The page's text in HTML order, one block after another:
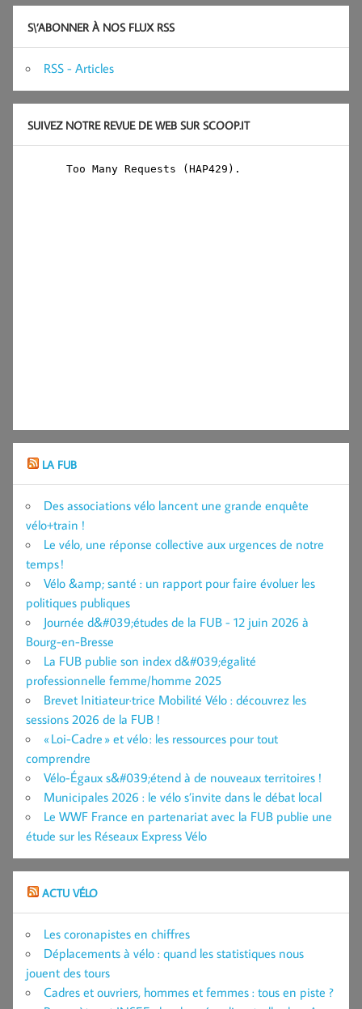
S\’ABONNER À NOS FLUX RSS
RSS - Articles
SUIVEZ NOTRE REVUE DE WEB SUR SCOOP.IT
LA FUB
Des associations vélo lancent une grande enquête
vélo+train !
Le vélo, une réponse collective aux urgences de notre
temps !
Vélo &amp; santé : un rapport pour faire évoluer les
politiques publiques
Journée d&#039;études de la FUB - 12 juin 2026 à
Bourg-en-Bresse
La FUB publie son index d&#039;égalité
professionnelle femme/homme 2025
Brevet Initiateur·trice Mobilité Vélo : découvrez les
sessions 2026 de la FUB !
« Loi-Cadre » et vélo : les ressources pour tout
comprendre
Vélo-Égaux s&#039;étend à de nouveaux territoires !
Municipales 2026 : le vélo s’invite dans le débat local
Le WWF France en partenariat avec la FUB publie une
étude sur les Réseaux Express Vélo
ACTU VÉLO
Les coronapistes en chiffres
Déplacements à vélo : quand les statistiques nous
jouent des tours
Cadres et ouvriers, hommes et femmes : tous en piste ?